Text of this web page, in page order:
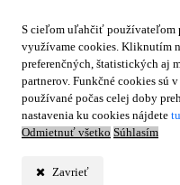
S cieľom uľahčiť používateľom
využívame cookies. Kliknutím
preferenčných, štatistických aj
partnerov. Funkčné cookies sú
používané počas celej doby
nastavenia ku cookies nájdete tu
Odmietnuť všetko Súhlasím
Zavrieť